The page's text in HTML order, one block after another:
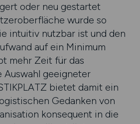
oder neu gestartet
wurde so
intuitiv nutzbar ist und den
auf ein Minimum
mehr Zeit für das
Auswahl geeigneter
bietet damit ein
Gedanken von
konsequent in die